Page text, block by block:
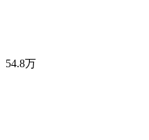
54.8万